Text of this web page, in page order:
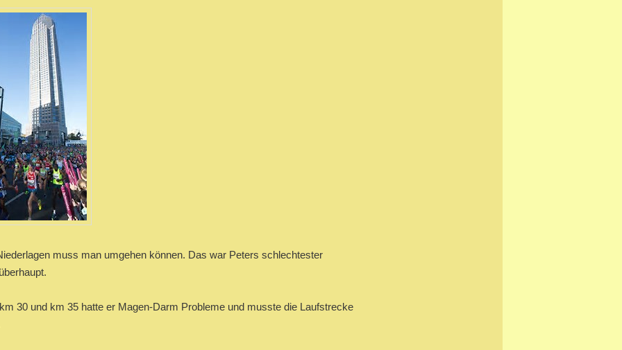
muss man umgehen können. Das war Peters schlechtester
30 und km 35 hatte er Magen-Darm Probleme und musste die Laufstrecke